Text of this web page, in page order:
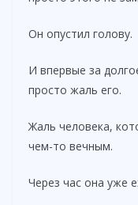
Он опустил голову.
И впервые за
просто жаль его.
Жаль человека,
чем-то вечным.
Через час она уже